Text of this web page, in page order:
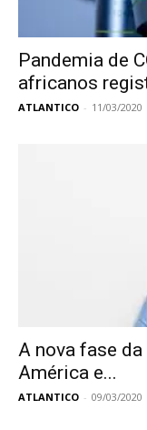
Pandemia de
africanos
ATLANTICO - 11/03/2020
A nova fase
América e...
ATLANTICO - 09/03/2020